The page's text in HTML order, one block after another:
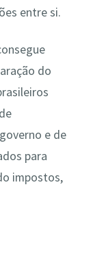
entre si.
do
e de
para
impostos,